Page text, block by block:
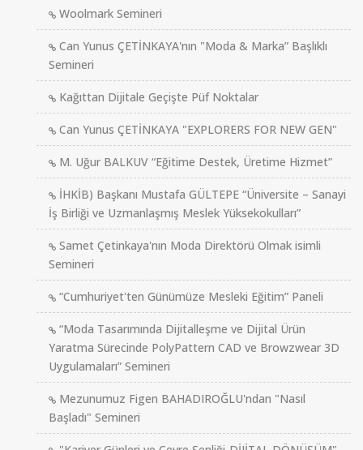
Woolmark Semineri
Can Yunus ÇETİNKAYA'nın "Moda & Marka” Başlıklı
Semineri
Kağıttan Dijitale Geçişte Püf Noktalar
Can Yunus ÇETİNKAYA "EXPLORERS FOR NEW GEN"
M. Uğur BALKUV “Eğitime Destek, Üretime Hizmet”
İHKİB) Başkanı Mustafa GÜLTEPE “Üniversite – Sanayi
İş Birliği ve Uzmanlaşmış Meslek Yüksekokulları”
Samet Çetinkaya'nın Moda Direktörü Olmak isimli
Semineri
“Cumhuriyet'ten Günümüze Mesleki Eğitim” Paneli
“Moda Tasarımında Dijitalleşme ve Dijital Ürün
Yaratma Sürecinde PolyPattern CAD ve Browzwear 3D
Uygulamaları” Semineri
Mezunumuz Figen BAHADIROĞLU'ndan "Nasıl
Başladı" Semineri